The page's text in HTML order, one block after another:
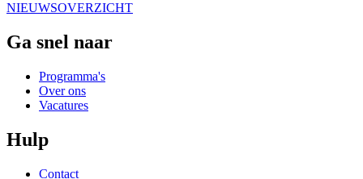
NIEUWSOVERZICHT
Ga snel naar
Programma's
Over ons
Vacatures
Hulp
Contact